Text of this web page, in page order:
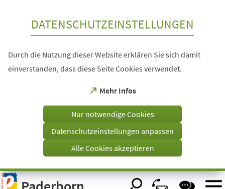
Visuelle
Assistenzsoftware
DATENSCHUTZEINSTELLUNGEN
Durch die Nutzung dieser Website erklären Sie sich damit
einverstanden, dass diese Seite Cookies verwendet.
Mehr Infos
(Öffnet
einem
Tab)
Nur notwendige Cookies
Datenschutzeinstellungen anpassen
Alle Cookies akzeptieren